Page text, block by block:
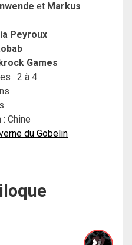
et Markus
Peyroux
Games
: 2 à 4
Chine
du Gobelin